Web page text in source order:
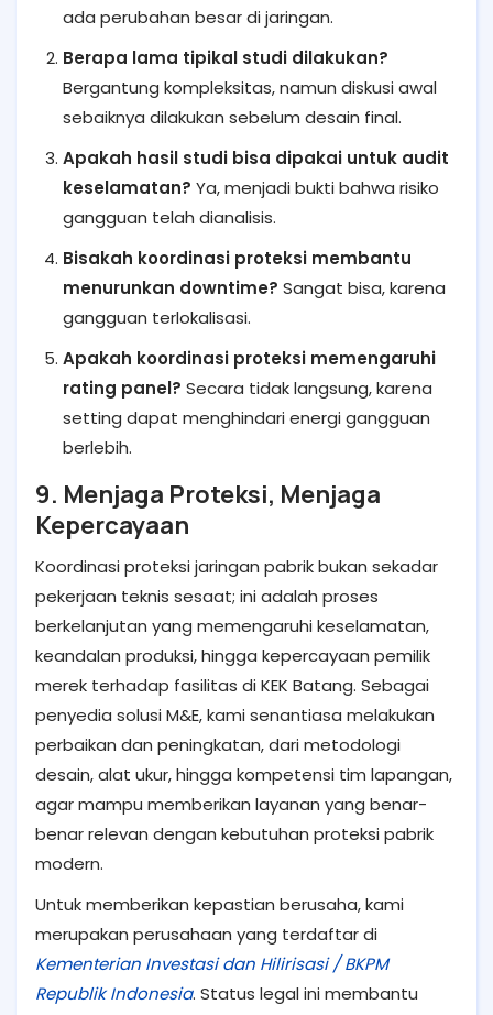
ada perubahan besar di jaringan.
Berapa lama tipikal studi dilakukan?
Bergantung kompleksitas, namun diskusi awal
sebaiknya dilakukan sebelum desain final.
Apakah hasil studi bisa dipakai untuk audit
keselamatan? Ya, menjadi bukti bahwa risiko
gangguan telah dianalisis.
Bisakah koordinasi proteksi membantu
menurunkan downtime? Sangat bisa, karena
gangguan terlokalisasi.
Apakah koordinasi proteksi memengaruhi
rating panel? Secara tidak langsung, karena
setting dapat menghindari energi gangguan
berlebih.
9. Menjaga Proteksi, Menjaga
Kepercayaan
Koordinasi proteksi jaringan pabrik bukan sekadar
pekerjaan teknis sesaat; ini adalah proses
berkelanjutan yang memengaruhi keselamatan,
keandalan produksi, hingga kepercayaan pemilik
merek terhadap fasilitas di KEK Batang. Sebagai
penyedia solusi M&E, kami senantiasa melakukan
perbaikan dan peningkatan, dari metodologi
desain, alat ukur, hingga kompetensi tim lapangan,
agar mampu memberikan layanan yang benar-
benar relevan dengan kebutuhan proteksi pabrik
modern.
Untuk memberikan kepastian berusaha, kami
merupakan perusahaan yang terdaftar di
Kementerian Investasi dan Hilirisasi / BKPM
Republik Indonesia. Status legal ini membantu